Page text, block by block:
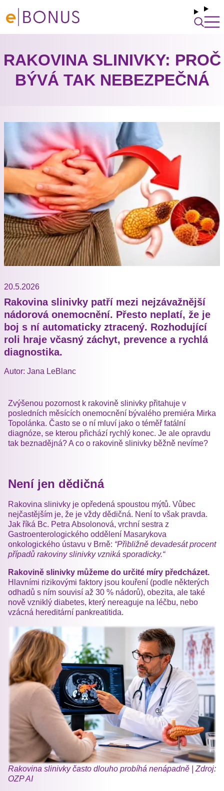
RAKOVINA SLINIVKY: PROČ
BÝVÁ TAK NEBEZPEČNÁ
20.5.2026
Rakovina slinivky patří mezi nejzávažnější
nádorová onemocnění. Přesto neplatí, že je
boj s ní automaticky ztracený. Rozhodující
roli hraje včasný záchyt, prevence a rychlá
diagnostika.
Autor: Jana LeBlanc
Zvýšenou pozornost k rakovině slinivky přitahuje v
posledních měsících onemocnění bývalého premiéra Mirka
Topolánka. Často se o ní mluví jako o téměř fatální
diagnóze, se kterou přichází rychlý konec. Je ale opravdu
tak beznadějná? A co o rakovině slinivky běžně nevíme?
Není jen dědičná
Rakovina slinivky je opředená spoustou mýtů. Vůbec
nejčastějším je, že je vždy dědičná. Není to však pravda.
Jak říká Bc. Petra Absolonová, vrchní sestra z
Gastroenterologického oddělení Masarykova
onkologického ústavu v Brně: “Přibližně devadesát procent
případů rakoviny slinivky vzniká sporadicky.“
Rakovině slinivky můžeme do určité míry předcházet.
Hlavními rizikovými faktory jsou kouření (podle některých
odhadů s ním souvisí až 30 % nádorů), obezita, ale také
nově vzniklý diabetes, který nereaguje na léčbu, nebo
vzácná hereditární pankreatitida.
Rakovina slinivky často dlouho probíhá nenápadně | Zdroj:
OZP AI